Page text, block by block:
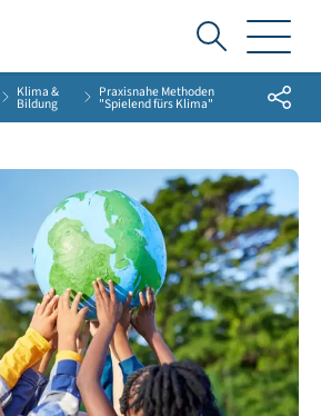
Ich
suche...
Klima &
Bildung
Praxisnahe Methoden
"Spielend fürs Klima" Share